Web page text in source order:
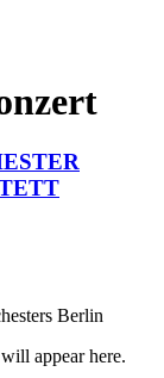
Berlin
appear here.